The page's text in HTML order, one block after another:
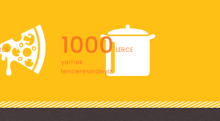
1000' LERCE
yemek
tenceresindeyiz